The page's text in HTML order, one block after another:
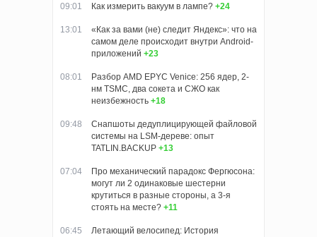
09:01 Как измерить вакуум в лампе? +24
13:01
«Как за вами (не) следит Яндекс»: что на
самом деле происходит внутри Android-
приложений +23
08:01
Разбор AMD EPYC Venice: 256 ядер, 2-
нм TSMC, два сокета и СЖО как
неизбежность +18
09:48
Снапшоты дедуплицирующей файловой
системы на LSM-дереве: опыт
TATLIN.BACKUP +13
07:04
Про механический парадокс Фергюсона:
могут ли 2 одинаковые шестерни
крутиться в разные стороны, а 3-я
стоять на месте? +11
06:45
Летающий велосипед: История